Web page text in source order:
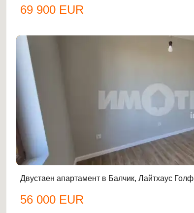
69 900 EUR
Двустаен апартамент в Балчик, Лайтхаус Голф
56 000 EUR